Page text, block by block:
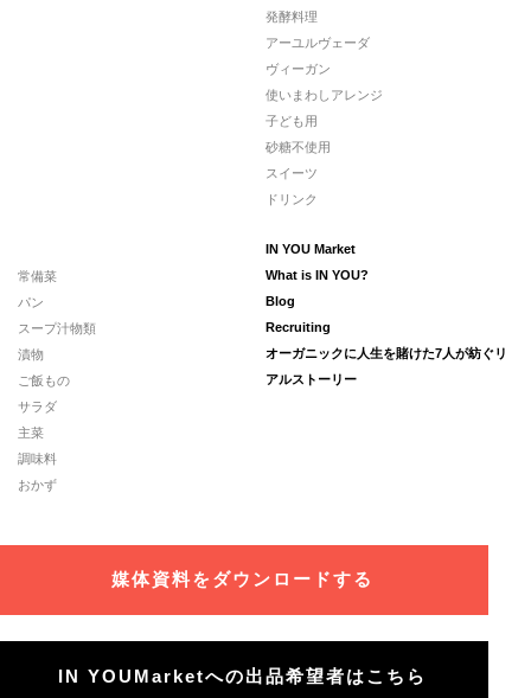
発酵料理
アーユルヴェーダ
ヴィーガン
使いまわしアレンジ
子ども用
砂糖不使用
スイーツ
ドリンク
常備菜
パン
スープ汁物類
漬物
ご飯もの
サラダ
主菜
調味料
おかず
IN YOU Market
What is IN YOU?
Blog
Recruiting
オーガニックに人生を賭けた7人が紡ぐリ
アルストーリー
媒体資料をダウンロードする
IN YOUMarketへの出品希望者はこちら